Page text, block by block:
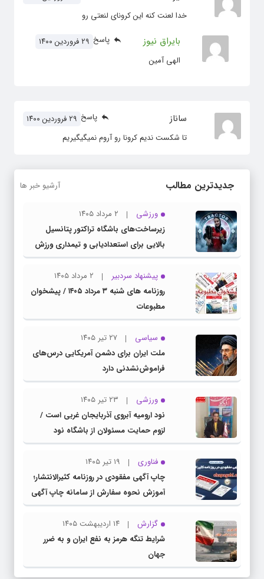
خدا لعنت کنه این کرونای لنعتی رو
بایراق نیوز ۲۹ فروردین ۱۴۰۰ پاسخ
الهی آمین
ساناز ۲۹ فروردین ۱۴۰۰ پاسخ
تا شکست ندیم کرونا رو آروم نمیگیگیریم
جدیدترین مطالب آرشیو خبر ها
ورزشی
۲ مرداد ۱۴۰۵
زیرساخت‌های باشگاه تراکتور پتانسیل
بالایی برای استعدادیابی و تیمداری ورزش
بانوان دارد
پیشنهاد سردبیر
۲ مرداد ۱۴۰۵
روزنامه های شنبه ۳ مرداد ۱۴۰۵ / پیشخوان
مطبوعات
سیاسی
۲۷ تیر ۱۴۰۵
ملت ایران برای دشمن آمریکایی درس‌های
فراموش‌نشدنی دارد
ورزشی
۲۳ تیر ۱۴۰۵
نود ارومیه آبروی آذربایجان غربی است /
لزوم حمایت مسئولان از باشگاه نود
فناوری
۱۹ تیر ۱۴۰۵
چاپ آگهی مفقودی در روزنامه کثیرالانتشار؛
آموزش نحوه سفارش از سامانه چاپ آگهی
دات کام
گزارش
۱۴ اردیبهشت ۱۴۰۵
شرایط تنگه هرمز به نفع ایران و به ضرر
جهان